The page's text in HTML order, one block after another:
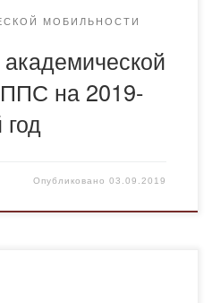
МОБИЛЬНОСТИ
на 2019-
Опубликовано03.09.2019